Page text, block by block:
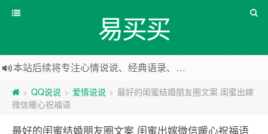
易买买
本站后续将专注心情说说、经典语录、心情随笔等
本站改版，下架友情链接
> QQ说说 > 爱情说说 > 最好的闺蜜结婚朋友圈文案 闺蜜出嫁
微信暖心祝福语
最好的闺蜜结婚朋友圈文案 闺蜜出嫁微信暖心祝福语